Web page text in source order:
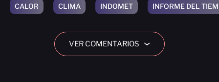
CALOR CLIMA INDOMET INFORME DEL
VER COMENTARIOS ›